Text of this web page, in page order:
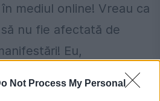
Not Process My Personal
mediul online! Vreau ca
nu fie afectată de
Eu,
colege ale mele, nu le
vizavi de ea